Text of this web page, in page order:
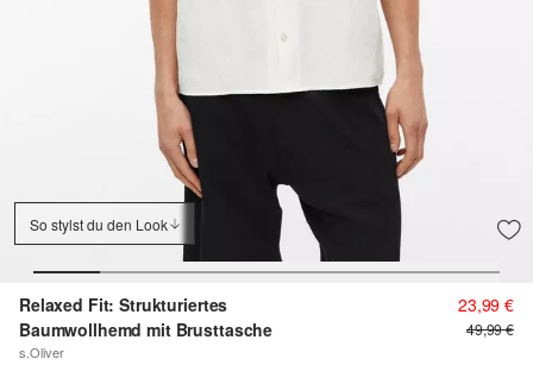
So stylst du den Look
Relaxed Fit: Strukturiertes
Baumwollhemd mit Brusttasche
s.Oliver
23,99 €
49,99 €